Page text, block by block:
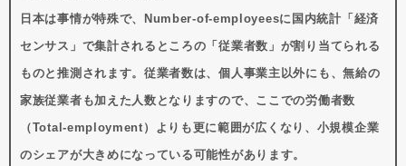
日本は事情が特殊で、Number-of-employeesに国内統計「経済
センサス」で集計されるところの「従業者数」が割り当てられる
ものと推測されます。従業者数は、個人事業主以外にも、無給の
家族従業者も加えた人数となりますので、ここでの労働者数
（Total-employment）よりも更に範囲が広くなり、小規模企業
のシェアが大きめになっている可能性があります。